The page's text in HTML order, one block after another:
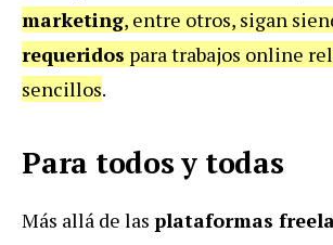
marketing, entre otros, sigan
requeridos para trabajos online
sencillos.
Para todos y todas
Más allá de las plataformas